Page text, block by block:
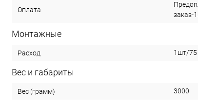
Оплата
заказ-
Монтажные
Расход 1шт/75
Вес и габариты
Вес (грамм) 3000